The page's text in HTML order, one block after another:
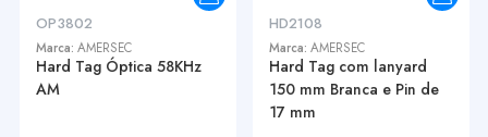
OP3802
Marca: AMERSEC
Hard Tag Óptica 58KHz
AM
HD2108
Marca: AMERSEC
Hard Tag com lanyard
150 mm Branca e Pin de
17 mm